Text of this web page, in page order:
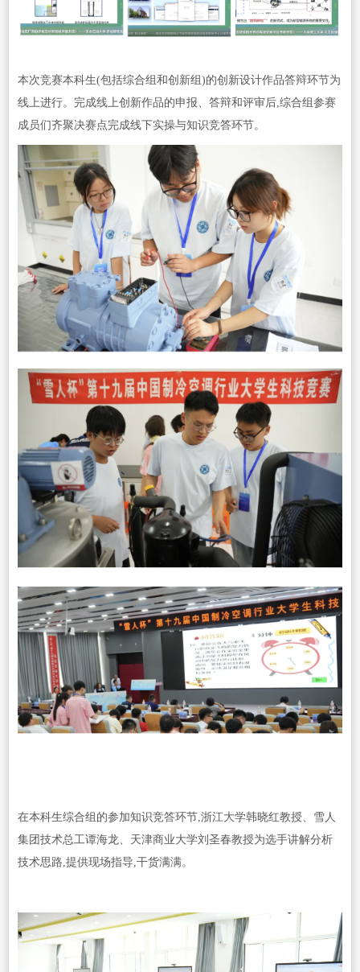
本次竞赛本科生(包括综合组和创新组)的创新设计作品答辩环节为
线上进行。完成线上创新作品的申报、答辩和评审后,综合组参赛
成员们齐聚决赛点完成线下实操与知识竞答环节。
在本科生综合组的参加知识竞答环节,浙江大学韩晓红教授、雪人
集团技术总工谭海龙、天津商业大学刘圣春教授为选手讲解分析
技术思路,提供现场指导,干货满满。